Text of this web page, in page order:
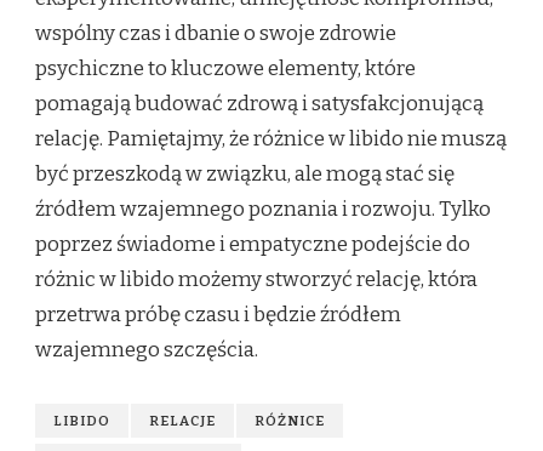
wspólny czas i dbanie o swoje zdrowie
psychiczne to kluczowe elementy, które
pomagają budować zdrową i satysfakcjonującą
relację. Pamiętajmy, że różnice w libido nie muszą
być przeszkodą w związku, ale mogą stać się
źródłem wzajemnego poznania i rozwoju. Tylko
poprzez świadome i empatyczne podejście do
różnic w libido możemy stworzyć relację, która
przetrwa próbę czasu i będzie źródłem
wzajemnego szczęścia.
LIBIDO RELACJE RÓŻNICE